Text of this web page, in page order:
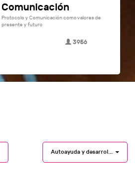
Comunicación
Protocolo y Comunicación como valores de
presente y futuro
3956
Autoayuda y desarrol...